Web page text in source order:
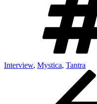
Interview, Mystica, Tantra
Beitragsnavigation